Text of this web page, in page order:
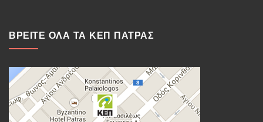
ΒΡΕΙΤΕ ΟΛΑ ΤΑ ΚΕΠ ΠΑΤΡΑΣ